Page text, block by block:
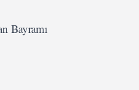
Bayramı